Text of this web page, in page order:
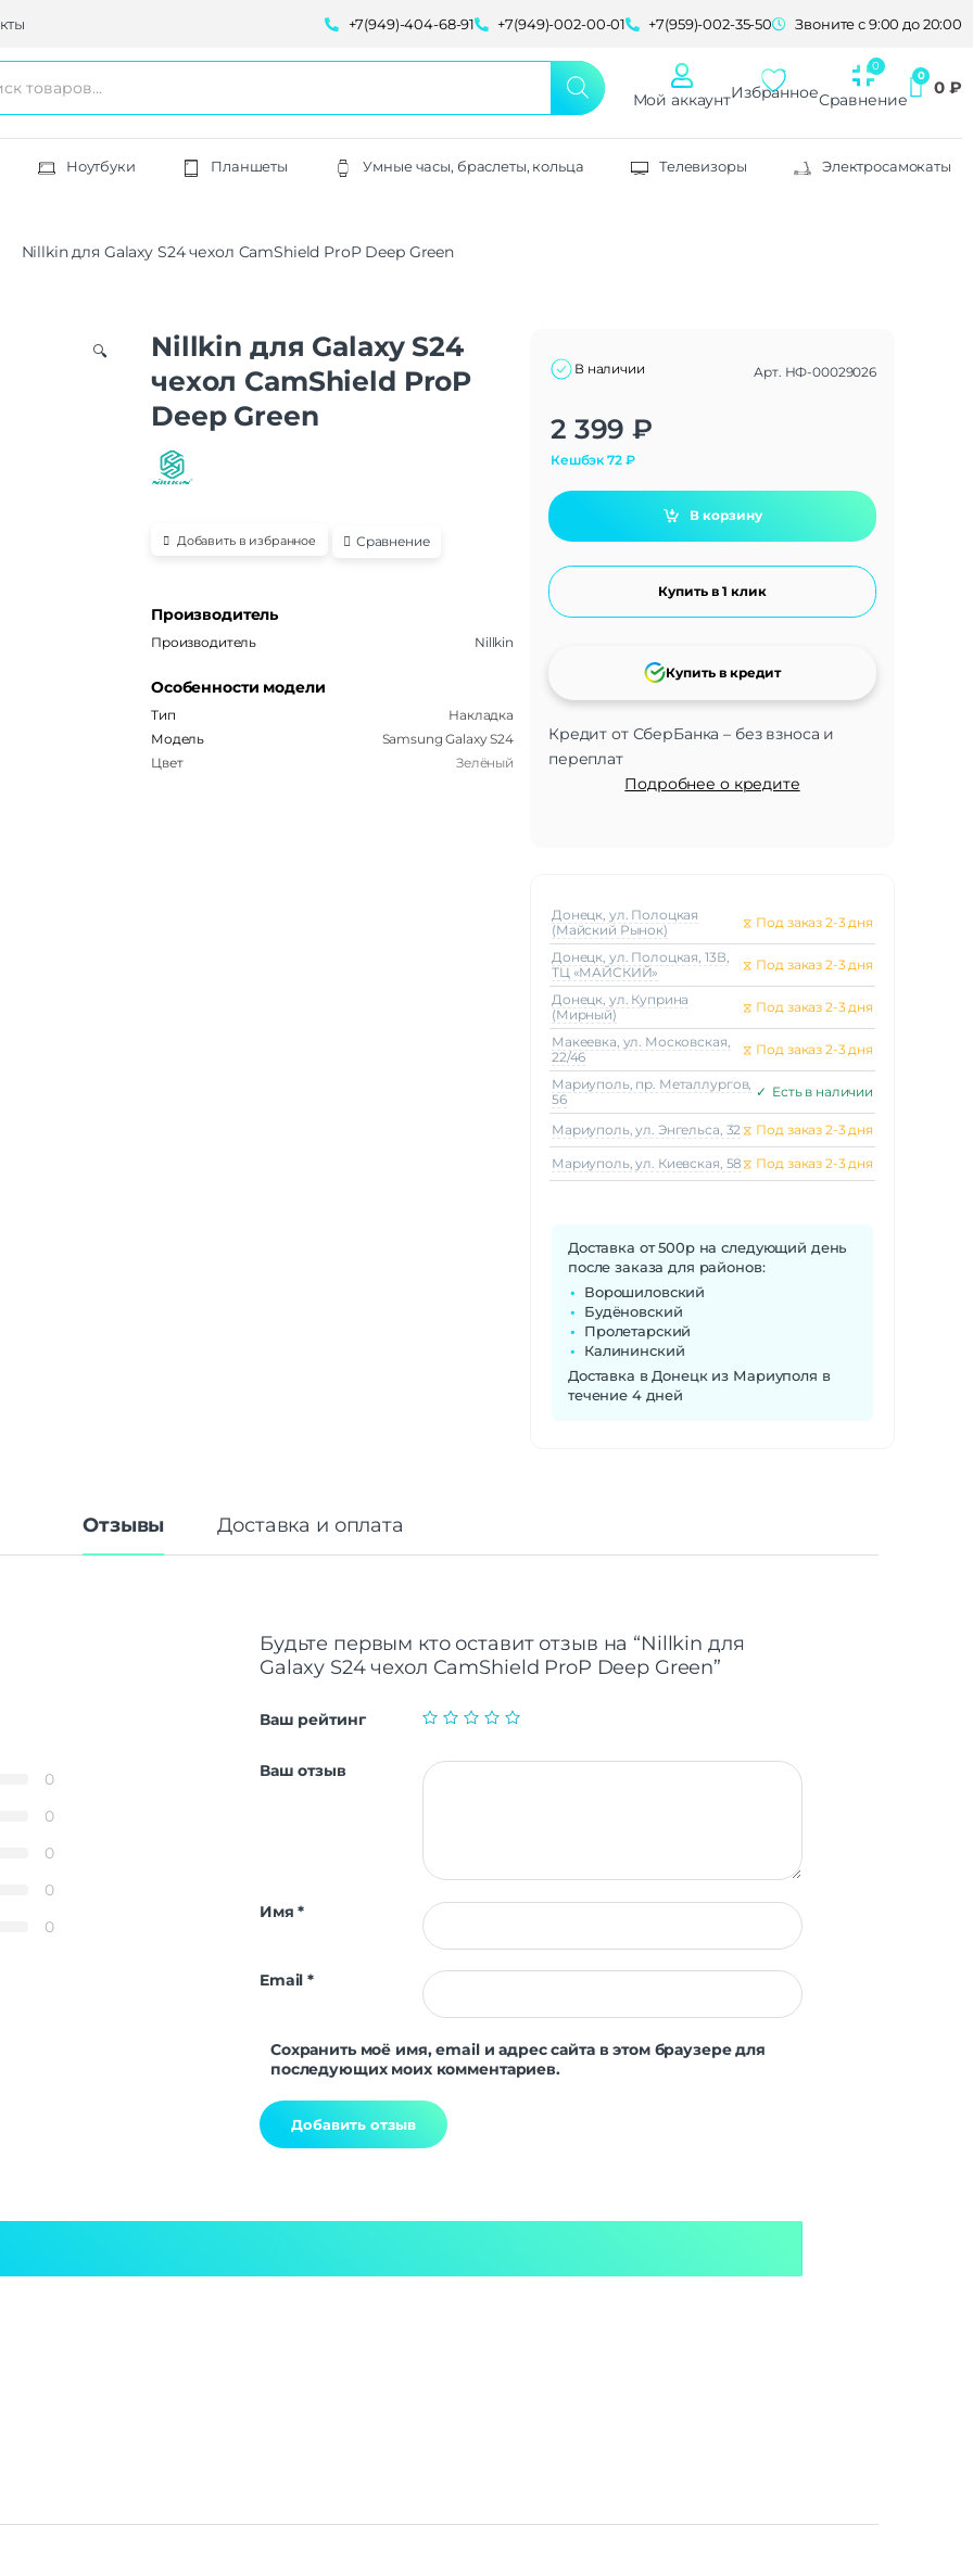
+7(949)-404-68-91 +7(949)-002-00-01 +7(959)-002-35-50 Звоните с 9:00 до 20:00
Мой аккаунтИзбранноеСравнение
0 ₽
Ноутбуки Планшеты Умные часы, браслеты, кольца Телевизоры Электросамокаты
Nillkin для Galaxy S24 чехол CamShield ProP Deep Green
🔍
Nillkin для Galaxy S24
чехол CamShield ProP
Deep Green
Добавить в избранное Сравнение
Производитель
Производитель Nillkin
Особенности модели
Тип
Накладка
Модель
Samsung Galaxy S24
Цвет
Зелёный
В наличии Арт. НФ-00029026
2 399 ₽
Кешбэк72₽
В корзину
Купить в 1 клик
Кредит от СберБанка – без взноса и
переплат
Подробнее о кредите
Купить в кредит
Alternative:
Донецк, ул. Полоцкая
(Майский Рынок)
⧖ Под заказ 2-3 дня
Донецк, ул. Полоцкая, 13В,
ТЦ «МАЙСКИЙ»
⧖ Под заказ 2-3 дня
Донецк, ул. Куприна
(Мирный)
⧖ Под заказ 2-3 дня
Макеeвка, ул. Московская,
22/46
⧖ Под заказ 2-3 дня
Мариуполь, пр. Металлургов,
56
✓ Есть в наличии
Мариуполь, ул. Энгельса, 32 ⧖ Под заказ 2-3 дня
Мариуполь, ул. Киевская, 58 ⧖ Под заказ 2-3 дня
Доставка от 500р на следующий день
после заказа для районов:
Ворошиловский
Будёновский
Пролетарский
Калининский
Доставка в Донецк из Мариуполя в
течение 4 дней
Отзывы Доставка и оплата
0
0
0
0
0
Будьте первым кто оставит отзыв на “Nillkin для
Galaxy S24 чехол CamShield ProP Deep Green”
Ваш рейтинг
Ваш отзыв
Имя*
Email*
Сохранить моё имя, email и адрес сайта в этом браузере для
последующих моих комментариев.